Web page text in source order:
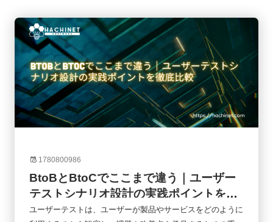
かをわかりやすく解説します。
1780800986
BtoBとBtoCでここまで違う｜ユーザー
テストシナリオ設計の実践ポイントを徹
底比較
ユーザーテストは、ユーザーが製品やサービスをどのように